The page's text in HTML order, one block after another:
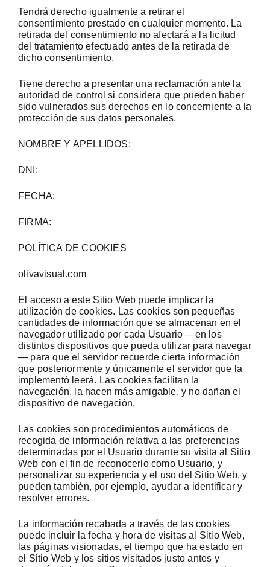
Tendrá derecho igualmente a retirar el
consentimiento prestado en cualquier momento. La
retirada del consentimiento no afectará a la licitud
del tratamiento efectuado antes de la retirada de
dicho consentimiento.
Tiene derecho a presentar una reclamación ante la
autoridad de control si considera que pueden haber
sido vulnerados sus derechos en lo concerniente a la
protección de sus datos personales.
NOMBRE Y APELLIDOS:
DNI:
FECHA:
FIRMA:
POLÍTICA DE COOKIES
olivavisual.com
El acceso a este Sitio Web puede implicar la
utilización de cookies. Las cookies son pequeñas
cantidades de información que se almacenan en el
navegador utilizado por cada Usuario —en los
distintos dispositivos que pueda utilizar para navegar
— para que el servidor recuerde cierta información
que posteriormente y únicamente el servidor que la
implementó leerá. Las cookies facilitan la
navegación, la hacen más amigable, y no dañan el
dispositivo de navegación.
Las cookies son procedimientos automáticos de
recogida de información relativa a las preferencias
determinadas por el Usuario durante su visita al Sitio
Web con el fin de reconocerlo como Usuario, y
personalizar su experiencia y el uso del Sitio Web, y
pueden también, por ejemplo, ayudar a identificar y
resolver errores.
La información recabada a través de las cookies
puede incluir la fecha y hora de visitas al Sitio Web,
las páginas visionadas, el tiempo que ha estado en
el Sitio Web y los sitios visitados justo antes y